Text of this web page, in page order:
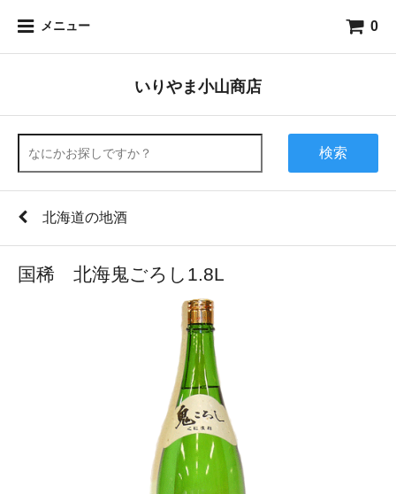
メニュー 0
いりやま小山商店
検索
北海道の地酒
国稀 北海鬼ごろし1.8L